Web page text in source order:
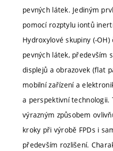
pevných látek. Jediným
pomocí rozptylu iontů
Hydroxylové skupiny (-
pevných látek, především
displejů a obrazovek (flat
mobilní zařízení a
a perspektivní technologii.
výrazným způsobem
kroky při výrobě FPDs i
především rozlišení.